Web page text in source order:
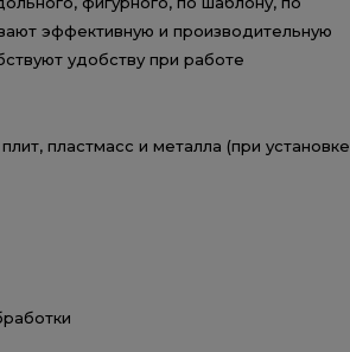
эффективную и производительную
удобству при работе
пластмасс и металла (при установке